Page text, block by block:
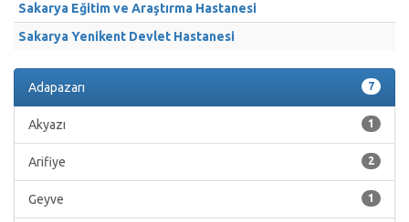
Sakarya Eğitim ve Araştırma Hastanesi
Sakarya Yenikent Devlet Hastanesi
7
Adapazarı
1
Akyazı
2
Arifiye
1
Geyve